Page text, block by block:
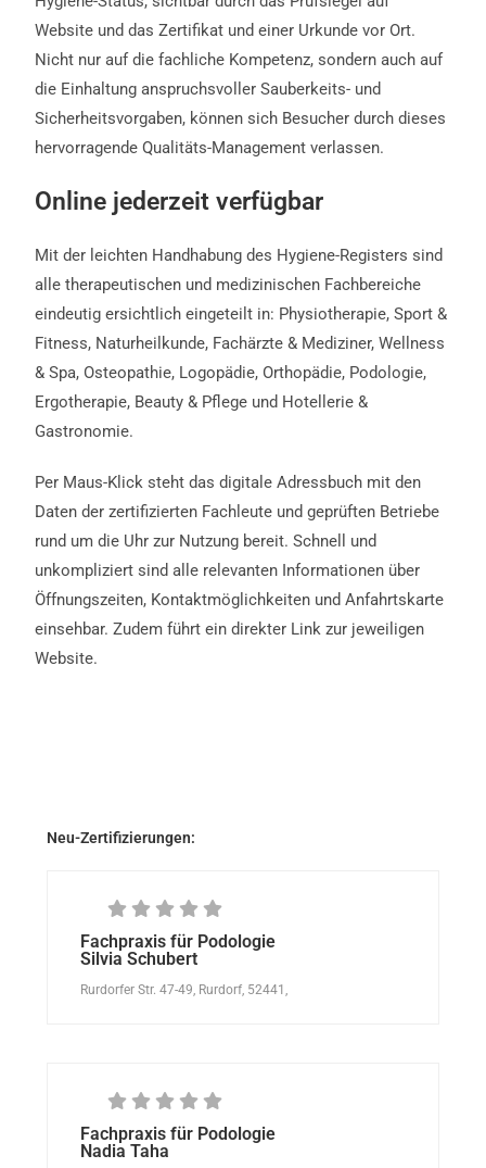
Website und das Zertifikat und einer Urkunde vor Ort.
Nicht nur auf die fachliche Kompetenz, sondern auch auf
die Einhaltung anspruchsvoller Sauberkeits- und
Sicherheitsvorgaben, können sich Besucher durch dieses
hervorragende Qualitäts-Management verlassen.
Online jederzeit verfügbar
Mit der leichten Handhabung des Hygiene-Registers sind
alle therapeutischen und medizinischen Fachbereiche
eindeutig ersichtlich eingeteilt in: Physiotherapie, Sport &
Fitness, Naturheilkunde, Fachärzte & Mediziner, Wellness
& Spa, Osteopathie, Logopädie, Orthopädie, Podologie,
Ergotherapie, Beauty & Pflege und Hotellerie &
Gastronomie.
Per Maus-Klick steht das digitale Adressbuch mit den
Daten der zertifizierten Fachleute und geprüften Betriebe
rund um die Uhr zur Nutzung bereit. Schnell und
unkompliziert sind alle relevanten Informationen über
Öffnungszeiten, Kontaktmöglichkeiten und Anfahrtskarte
einsehbar. Zudem führt ein direkter Link zur jeweiligen
Website.
Neu-Zertifizierungen:
Fachpraxis für Podologie
Silvia Schubert
Rurdorfer Str. 47-49, Rurdorf, 52441,
Fachpraxis für Podologie
Nadia Taha